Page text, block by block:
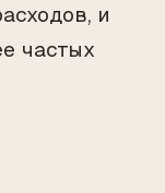
и
частых